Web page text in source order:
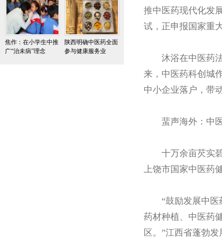
焦作：在小学生中推
广“治未病”理念
陕西明确中医药全面
参与健康服务业
推中医药现代化发
试，正申报国家重
沐浴在中医药
来，中医药科创城
中小企业落户，带
蜚声海外：中
十万余亩芡实
上饶市国家中医药
“鼓励发展中
药材种植、中医药
区。”江西省蓬勃